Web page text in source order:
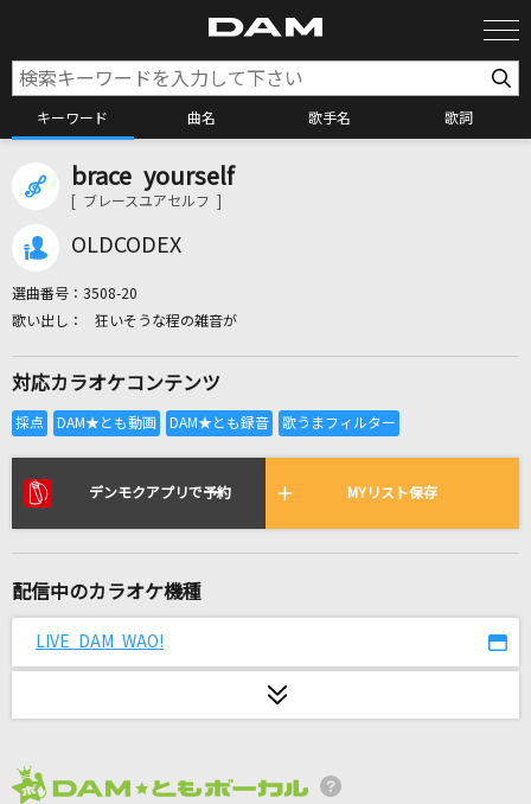
キーワード 曲名 歌手名 歌詞
カラオケ検索
全国りれき
リアルタイムで歌われている曲の一覧
おまじない
BONBON GiRL
brace yourself
[ ブレースユアセルフ ]
OLDCODEX
選曲番号： 3508-20
狂いそうな程の雑音が
対応カラオケコンテンツ
デンモクアプリで予約 MYリスト保存
配信中のカラオケ機種
LIVE DAM WAO!